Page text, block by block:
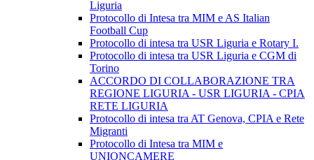
Liguria
Protocollo di Intesa tra MIM e AS Italian
Football Cup
Protocollo di intesa tra USR Liguria e Rotary I.
Protocollo di intesa tra USR Liguria e CGM di
Torino
ACCORDO DI COLLABORAZIONE TRA
REGIONE LIGURIA - USR LIGURIA - CPIA
RETE LIGURIA
Protocollo di intesa tra AT Genova, CPIA e Rete
Migranti
Protocollo di Intesa tra MIM e
UNIONCAMERE